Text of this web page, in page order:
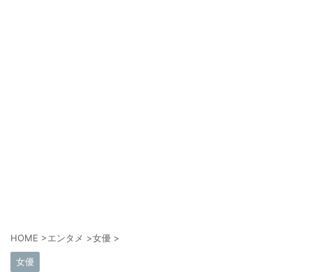
HOME >エンタメ >女優 >
女優